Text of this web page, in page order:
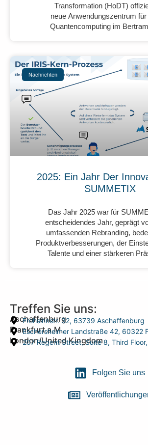
Transformation (HoDT)
neue Anwendungszentrum
Quantencomputing im
Nachrichten
2025: Ein Jahr Der
SUMMETIX
Das Jahr 2025 war für
entscheidendes Jahr, geprägt
umfassenden Rebranding,
Produktverbesserungen, der
Talente und einer stärkeren
Treffen Sie uns:
Aschaffenburg
Frohsinnstr. 32, 63739 Aschaffenburg
Frankfurt a.M.
Eschersheimer Landstraße 42, 60322
London/United Kingdom
207 Regent Street, Suite 8, Third
Folgen Sie uns